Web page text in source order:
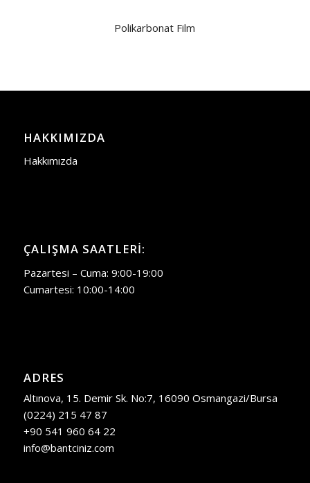
Polikarbonat Film
HAKKIMIZDA
Hakkımızda
ÇALIŞMA SAATLERI:
Pazartesi – Cuma: 9:00-19:00
Cumartesi: 10:00-14:00
ADRES
Altınova, 15. Demir Sk. No:7, 16090 Osmangazi/Bursa
(0224) 215 47 87
+90 541 960 64 22
info@bantciniz.com